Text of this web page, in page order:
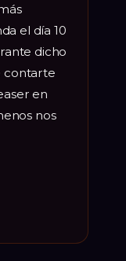
el día 10
dicho
contarte
en
nos